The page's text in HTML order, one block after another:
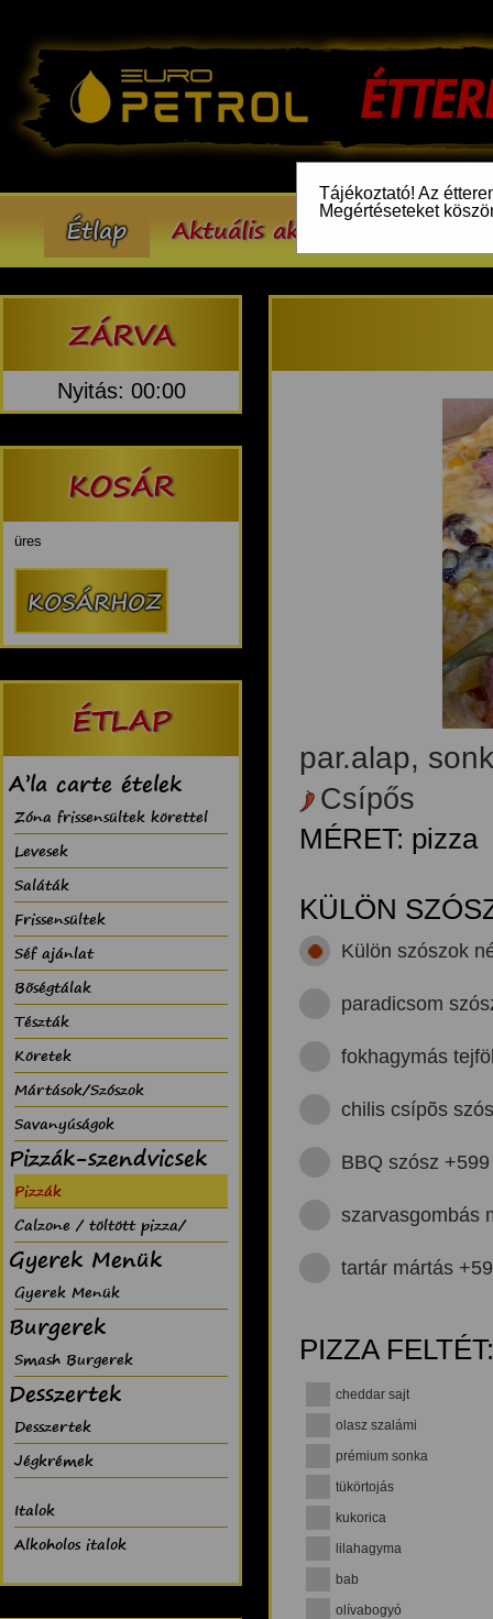
Tájékoztató! Az
Megértéseteket
Étlap Aktuális akcióink
ZÁRVA
Nyitás: 00:00
KOSÁR
üres
ÉTLAP
A’la carte ételek
Zóna frissensültek körettel
Levesek
Saláták
Frissensültek
Séf ajánlat
Bõségtálak
Tészták
Köretek
Mártások/Szószok
Savanyúságok
Pizzák-szendvicsek
Pizzák
Calzone / töltött pizza/
Gyerek Menük
Gyerek Menük
Burgerek
Smash Burgerek
Desszertek
Desszertek
Jégkrémek
Italok
Alkoholos italok
par.alap,
Csípős
MÉRET: pizza
KÜLÖN
Külön szószok
paradicsom
fokhagymás
chilis csípõs
BBQ szósz +599
szarvasgombás
tartár mártás
PIZZA FELTÉT:
cheddar sajt
olasz szalámi
prémium sonka
tükörtojás
kukorica
lilahagyma
bab
olívabogyó